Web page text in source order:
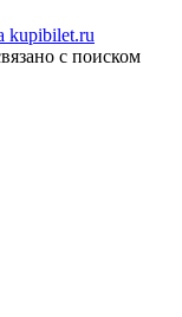
kupibilet.ru
с поиском